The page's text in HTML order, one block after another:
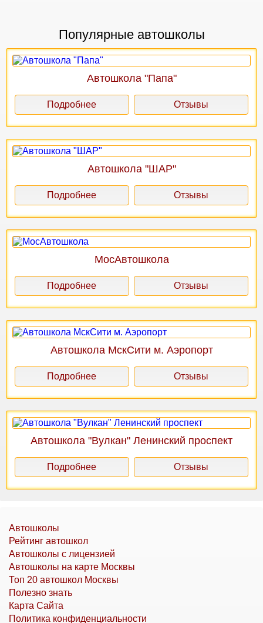
Популярные автошколы
Автошкола "Папа"
Подробнее Отзывы
Автошкола "ШАР"
Подробнее Отзывы
МосАвтошкола
Подробнее Отзывы
Автошкола МскСити м. Аэропорт
Подробнее Отзывы
Автошкола "Вулкан" Ленинский проспект
Подробнее Отзывы
Автошколы
Рейтинг автошкол
Автошколы с лицензией
Автошколы на карте Москвы
Топ 20 автошкол Москвы
Полезно знать
Карта Сайта
Политика конфиденциальности